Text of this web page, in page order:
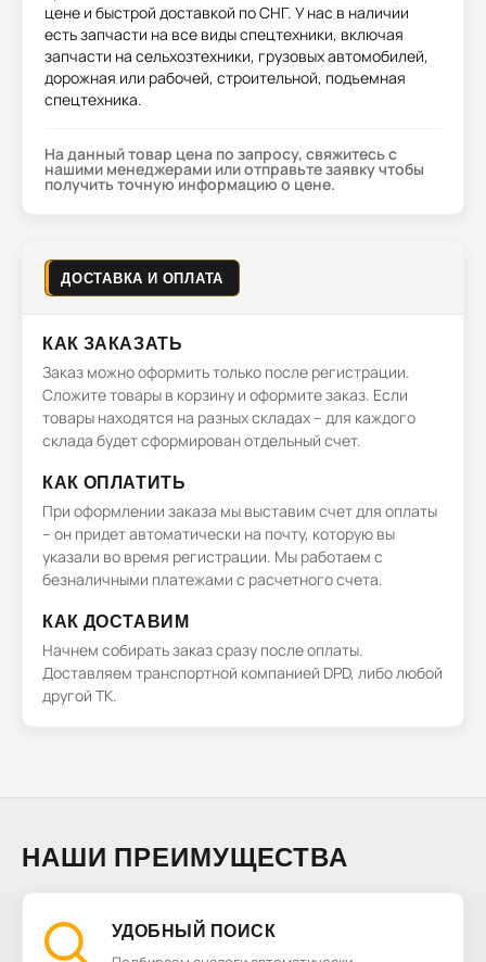
цене и быстрой доставкой по СНГ. У нас в наличии
есть запчасти на все виды спецтехники, включая
запчасти на сельхозтехники, грузовых автомобилей,
дорожная или рабочей, строительной, подъемная
спецтехника.
На данный товар цена по запросу, свяжитесь с
нашими менеджерами или отправьте заявку чтобы
получить точную информацию о цене.
ДОСТАВКА И ОПЛАТА
КАК ЗАКАЗАТЬ
Заказ можно оформить только после регистрации.
Сложите товары в корзину и оформите заказ. Если
товары находятся на разных складах – для каждого
склада будет сформирован отдельный счет.
КАК ОПЛАТИТЬ
При оформлении заказа мы выставим счет для оплаты
– он придет автоматически на почту, которую вы
указали во время регистрации. Мы работаем с
безналичными платежами с расчетного счета.
КАК ДОСТАВИМ
Начнем собирать заказ сразу после оплаты.
Доставляем транспортной компанией DPD, либо любой
другой ТК.
НАШИ ПРЕИМУЩЕСТВА
УДОБНЫЙ ПОИСК